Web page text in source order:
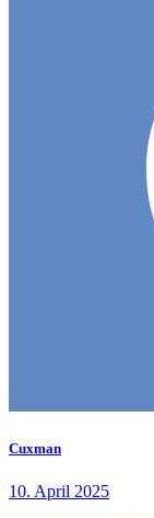
Cuxman
10. April 2025